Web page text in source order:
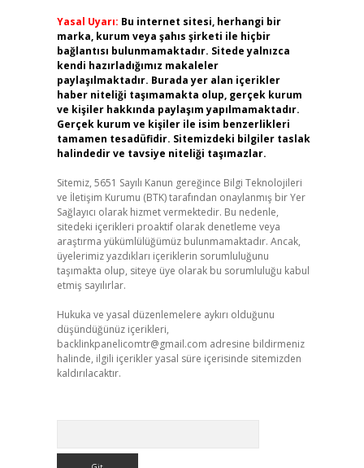
Yasal Uyarı: Bu internet sitesi, herhangi bir
marka, kurum veya şahıs şirketi ile hiçbir
bağlantısı bulunmamaktadır. Sitede yalnızca
kendi hazırladığımız makaleler
paylaşılmaktadır. Burada yer alan içerikler
haber niteliği taşımamakta olup, gerçek kurum
ve kişiler hakkında paylaşım yapılmamaktadır.
Gerçek kurum ve kişiler ile isim benzerlikleri
tamamen tesadüfidir. Sitemizdeki bilgiler taslak
halindedir ve tavsiye niteliği taşımazlar.
Sitemiz, 5651 Sayılı Kanun gereğince Bilgi Teknolojileri
ve İletişim Kurumu (BTK) tarafından onaylanmış bir Yer
Sağlayıcı olarak hizmet vermektedir. Bu nedenle,
sitedeki içerikleri proaktif olarak denetleme veya
araştırma yükümlülüğümüz bulunmamaktadır. Ancak,
üyelerimiz yazdıkları içeriklerin sorumluluğunu
taşımakta olup, siteye üye olarak bu sorumluluğu kabul
etmiş sayılırlar.
Hukuka ve yasal düzenlemelere aykırı olduğunu
düşündüğünüz içerikleri,
backlinkpanelicomtr@gmail.com adresine bildirmeniz
halinde, ilgili içerikler yasal süre içerisinde sitemizden
kaldırılacaktır.